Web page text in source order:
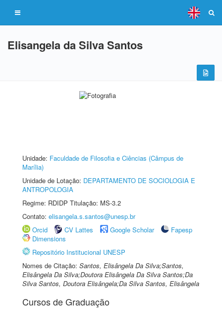
Elisangela da Silva Santos
Unidade: Faculdade de Filosofia e Ciências (Câmpus de
Marília)
Unidade de Lotação: DEPARTAMENTO DE SOCIOLOGIA E
ANTROPOLOGIA
Regime: RDIDP Titulação: MS-3.2
Contato: elisangela.s.santos@unesp.br
Orcid
CV Lattes Google Scholar
Fapesp
Dimensions
Repositório Institucional UNESP
Nomes de Citação: Santos, Elisângela Da Silva;Santos,
Elisângela Da Silva;Doutora Elisângela Da Silva Santos;Da
Silva Santos, Doutora Elisângela;Da Silva Santos, Elisângela
Cursos de Graduação